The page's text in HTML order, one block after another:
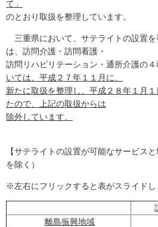
て」
のとおり取扱を整理しています。
三重県において、サテライトの設置を
は、訪問介護・訪問看護・
訪問リハビリテーション・通所介護の４
いては、平成２７年１１月に、
新たに取扱を整理し、平成２８年１月
たので、上記の取扱からは
除外しています。
【サテライトの設置が可能なサービス
を除く）
※左右にフリックすると表がスライドし
離島振興地域